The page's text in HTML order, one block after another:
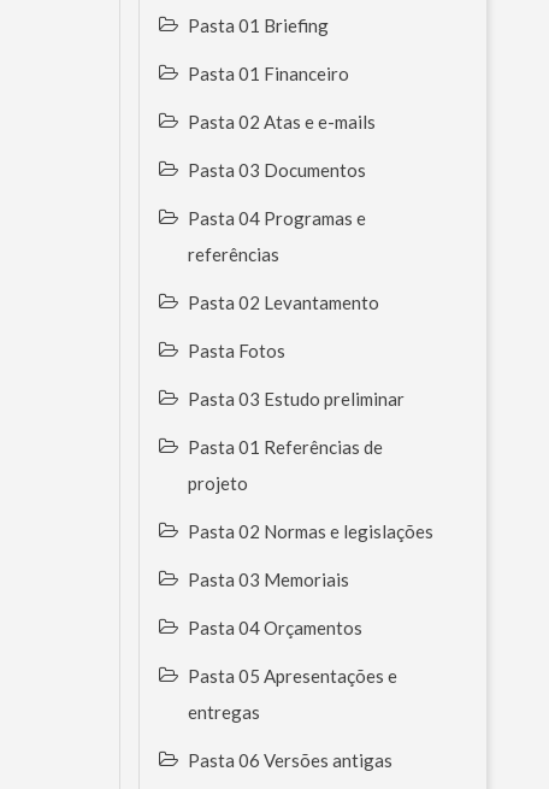
Pasta 01 Briefing
Pasta 01 Financeiro
Pasta 02 Atas e e-mails
Pasta 03 Documentos
Pasta 04 Programas e
referências
Pasta 02 Levantamento
Pasta Fotos
Pasta 03 Estudo preliminar
Pasta 01 Referências de
projeto
Pasta 02 Normas e legislações
Pasta 03 Memoriais
Pasta 04 Orçamentos
Pasta 05 Apresentações e
entregas
Pasta 06 Versões antigas